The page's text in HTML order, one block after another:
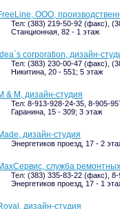
ООО,
Тел: (383) 219-50-92 (факс),
Станционная, 82 - 1 этаж
corporation, дизайн-
Тел: (383) 230-00-47 (факс),
Никитина, 20 - 551; 5 этаж
& M, дизайн-студия
Тел: 8-913-928-24-35, 8-905-
Гаранина, 15 - 309; 3 этаж
дизайн-студия
Энергетиков проезд, 17 - 2
служба
Тел: (383) 335-83-22 (факс),
Энергетиков проезд, 17 - 1
дизайн-студия